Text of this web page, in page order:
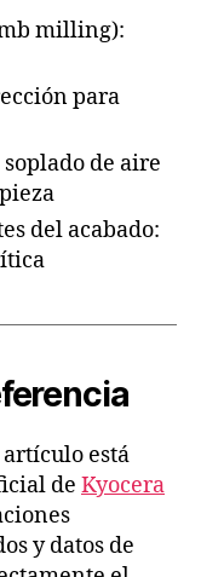
milling):
para
de aire
del acabado:
está
de Kyocera
y datos de